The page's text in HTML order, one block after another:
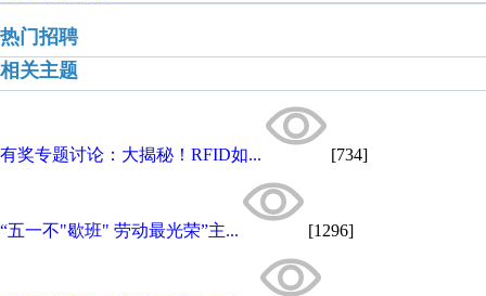
热门招聘
相关主题
有奖专题讨论：大揭秘！RFID如... [734]
“五一不"歇班" 劳动最光荣”主... [1296]